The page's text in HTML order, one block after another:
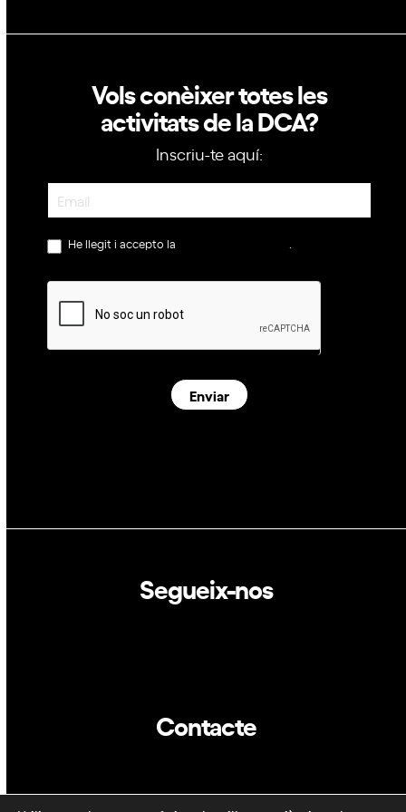
Vols conèixer totes les
activitats de la DCA?
Inscriu-te aquí:
Newsletter
He llegit i accepto la
Enviar
Segueix-nos
Contacte